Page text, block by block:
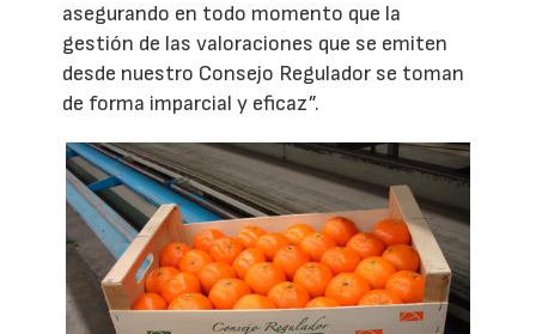
asegurando en todo momento que la
gestión de las valoraciones que se emiten
desde nuestro Consejo Regulador se toman
de forma imparcial y eficaz”.